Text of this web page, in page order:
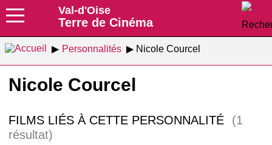
Val-d'Oise
Terre de Cinéma
Personnalités Nicole Courcel
Nicole Courcel
FILMS LIÉS À CETTE PERSONNALITÉ
(1
résultat)